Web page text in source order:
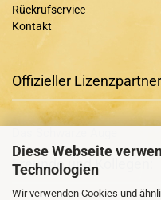
Diese Webseite
Technologien
Wir verwenden Cookies und
Rückrufservice
Kontakt
Offizieller
Freunde und Kollegen: